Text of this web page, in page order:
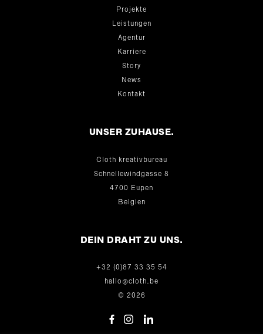
Projekte
Leistungen
Agentur
Karriere
Story
News
Kontakt
UNSER ZUHAUSE.
Cloth kreativbureau
Schnellewindgasse 8
4700 Eupen
Belgien
DEIN DRAHT ZU UNS.
+32 (0)87 33 35 54
hallo@cloth.be
© 2026